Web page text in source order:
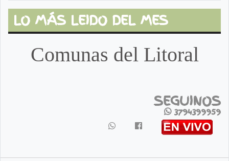
LO MÁS LEIDO DEL MES
Comunas del Litoral
SEGUINOS
3794399959